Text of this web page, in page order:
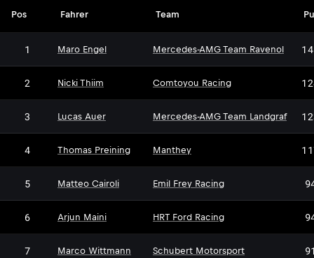
Pos Fahrer Team
1 Maro Engel Mercedes-AMG Team Ravenol
2 Nicki Thiim Comtoyou Racing
3 Lucas Auer Mercedes-AMG Team Landgraf
4 Thomas Preining Manthey
5 Matteo Cairoli Emil Frey Racing
6 Arjun Maini HRT Ford Racing
7 Marco Wittmann Schubert Motorsport